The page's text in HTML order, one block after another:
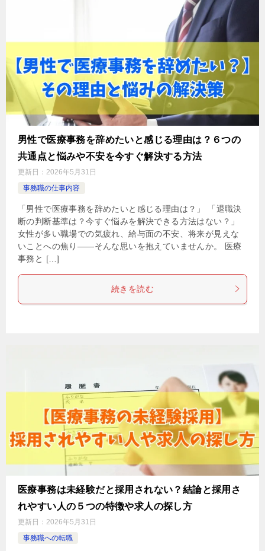
男性で医療事務を辞めたいと感じる理由は？６つの
共通点と悩みや不安を今すぐ解決する方法
更新日： 2026年5月31日
事務職の仕事内容
「男性で医療事務を辞めたいと感じる理由は？」 「退職決
断の判断基準は？今すぐ悩みを解決できる方法はない？」
女性が多い職場での気疲れ、給与面の不安、将来が見えな
いことへの焦り——そんな思いを抱えていませんか。 医療
事務と […]
続きを読む
医療事務は未経験だと採用されない？結論と採用さ
れやすい人の５つの特徴や求人の探し方
更新日： 2026年5月31日
事務職への転職